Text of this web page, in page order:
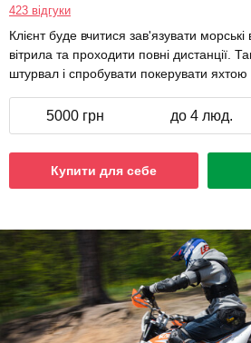
423 відгуки
Клієнт буде вчитися зав'язувати
вітрила та проходити повні дистанції.
штурвал і спробувати покерувати яхтою
5000 грн до 4 люд.
Купити для себе